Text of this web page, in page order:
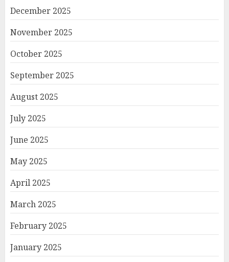
December 2025
November 2025
October 2025
September 2025
August 2025
July 2025
June 2025
May 2025
April 2025
March 2025
February 2025
January 2025